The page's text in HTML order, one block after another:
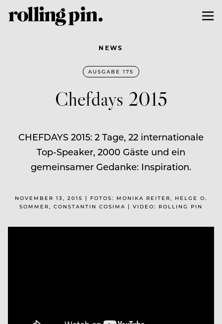
NEWS
AUSGABE 175
Chefdays 2015
CHEFDAYS 2015: 2 Tage, 22 internationale
Top-Speaker, 2000 Gäste und ein
gemeinsamer Gedanke: Inspiration.
NOVEMBER 13, 2015 | FOTOS: MONIKA REITER, HELGE O.
SOMMER, CONSTANTIN COSIMA | VIDEO: ROLLING PIN